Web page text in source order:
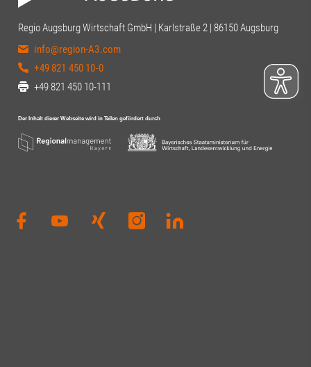
Regio Augsburg Wirtschaft GmbH | Karlstraße 2 | 86150 Augsburg
info@region-A3.com
+49 821 450 10-0
+49 821 450 10-111